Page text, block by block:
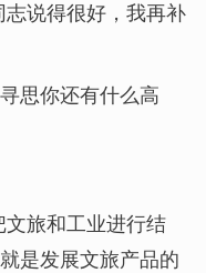
说得很好，我再补
思你还有什么高
旅和工业进行结
是发展文旅产品的